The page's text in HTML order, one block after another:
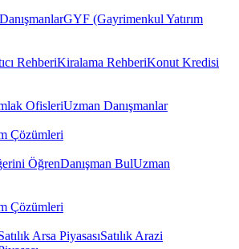
GYF (Gayrimenkul Yatırım
RehberiKiralama RehberiKonut Kredisi
OfisleriUzman Danışmanlar
Çözümleri
ÖğrenDanışman BulUzman
Çözümleri
Arsa PiyasasıSatılık Arazi